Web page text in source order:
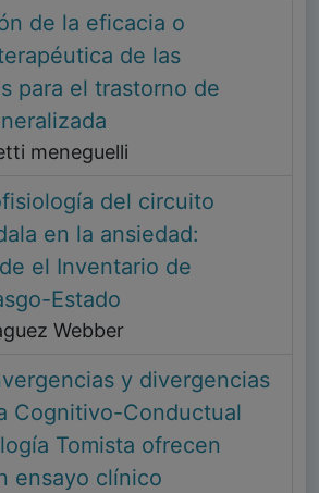
de la eficacia o
de las
para el trastorno de
meneguelli
del circuito
en la ansiedad:
el Inventario de
Estado
Webber
y divergencias
Cognitivo-Conductual
Tomista ofrecen
ensayo clínico